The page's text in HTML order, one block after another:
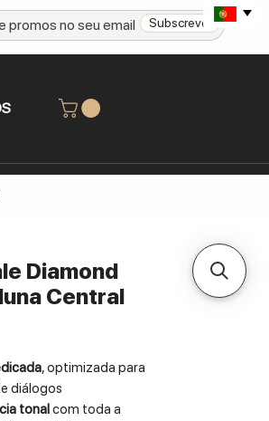
Subscrever
Diamond
Central
, optimizada para
diálogos
tonalcom toda a